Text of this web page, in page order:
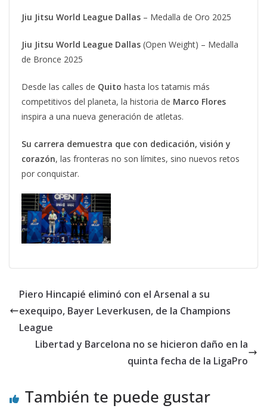
Jiu Jitsu World League Dallas – Medalla de Oro 2025
Jiu Jitsu World League Dallas (Open Weight) – Medalla
de Bronce 2025
Desde las calles de Quito hasta los tatamis más
competitivos del planeta, la historia de Marco Flores
inspira a una nueva generación de atletas.
Su carrera demuestra que con dedicación, visión y
corazón, las fronteras no son límites, sino nuevos retos
por conquistar.
Piero Hincapié eliminó con el Arsenal a su
exequipo, Bayer Leverkusen, de la Champions
League
Libertad y Barcelona no se hicieron daño en la
quinta fecha de la LigaPro
También te puede gustar